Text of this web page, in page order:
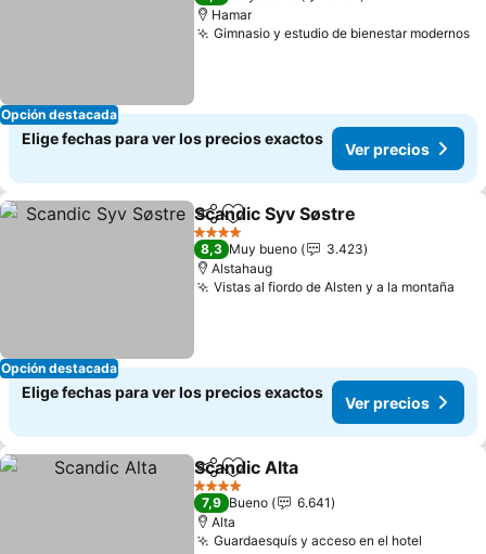
Opción destacada
Hamar
Gimnasio y estudio de bienestar modernos
Elige fechas para ver los precios exactos
Ver precios
Opción destacada
CompartirAgregar a favoritos
Scandic Syv Søstre
4 Estrellas
8,3 Muy bueno
3.423
Alstahaug
Vistas al fiordo de Alsten y a la montaña
Elige fechas para ver los precios exactos
Ver precios
CompartirAgregar a favoritos
Scandic Alta
4 Estrellas
7,9 Bueno
6.641
Alta
Guardaesquís y acceso en el hotel